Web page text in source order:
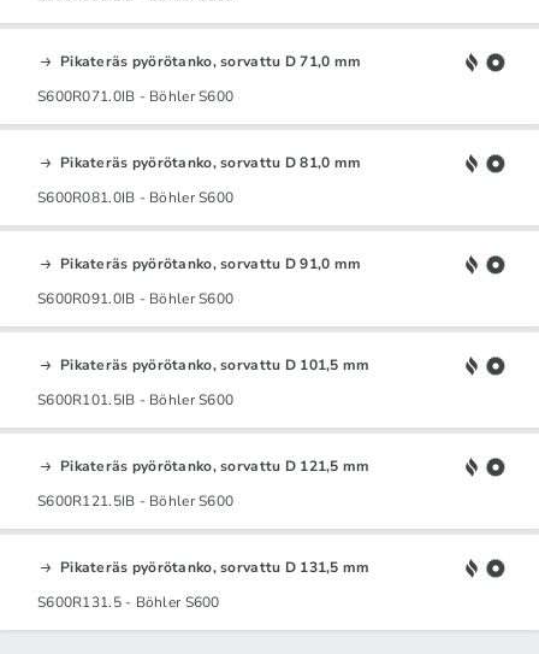
Pikateräs pyörötanko, sorvattu D 71,0 mm
S600R071.0IB - Böhler S600
Pikateräs pyörötanko, sorvattu D 81,0 mm
S600R081.0IB - Böhler S600
Pikateräs pyörötanko, sorvattu D 91,0 mm
S600R091.0IB - Böhler S600
Pikateräs pyörötanko, sorvattu D 101,5 mm
S600R101.5IB - Böhler S600
Pikateräs pyörötanko, sorvattu D 121,5 mm
S600R121.5IB - Böhler S600
Pikateräs pyörötanko, sorvattu D 131,5 mm
S600R131.5 - Böhler S600